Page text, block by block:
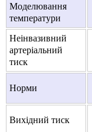
Моделювання
температури
Неінвазивний
артеріальний
тиск
Норми
Вихідний тиск